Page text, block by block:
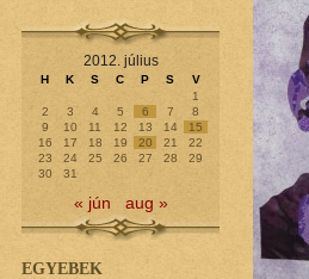
2012. július
H K S C P S
V
1
2
3 4 5 6 7
8
9
10 11 12 13 14
15
16
17 18 19 20 21
22
23
24 25 26 27 28
29
30
31
« jún aug »
EGYEBEK